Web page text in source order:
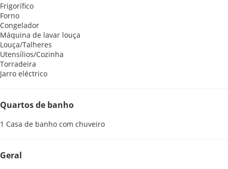
Frigorífico
Forno
Congelador
Máquina de lavar louça
Louça/Talheres
Utensílios/Cozinha
Torradeira
Jarro eléctrico
Quartos de banho
1 Casa de banho com chuveiro
Geral